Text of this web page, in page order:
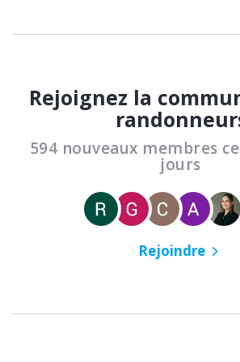
Rejoignez la
594 nouveaux membres
jours
Rejoindre